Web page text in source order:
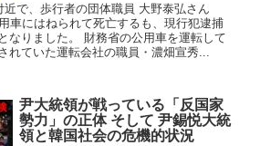
で、歩行者の団体職員 大野泰弘さん
車にはねられて死亡するも、現行犯逮捕
なりました。 財務省の公用車を運転して
れていた運転会社の職員・濃畑宣秀...
尹大統領が戦っている「反国家
勢力」の正体 そして 尹錫悦大統
領と韓国社会の危機的状況